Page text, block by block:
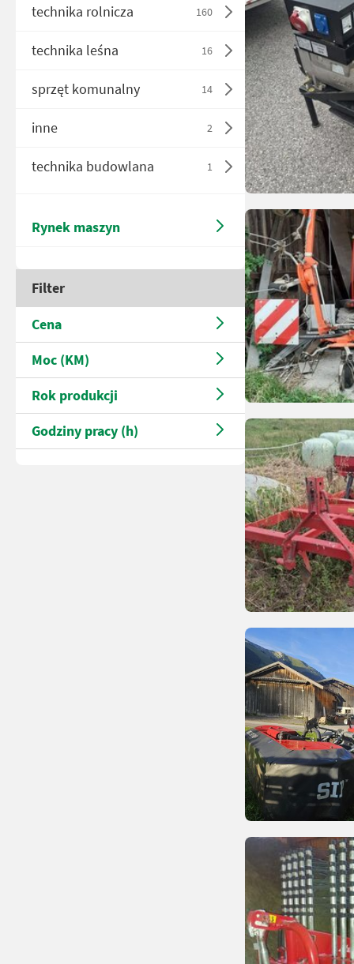
technika rolnicza 160
technika leśna 16
sprzęt komunalny 14
inne 2
technika budowlana 1
Rynek maszyn
Filter
Cena
Moc (KM)
Rok produkcji
Godziny pracy (h)